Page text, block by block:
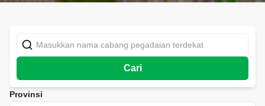
Cari
Provinsi